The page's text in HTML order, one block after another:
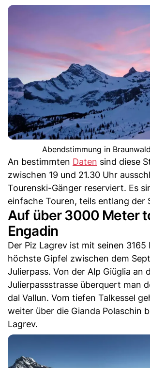
Abendstimmung in
An bestimmten Daten sind diese
zwischen 19 und 21.30 Uhr
Tourenski-Gänger reserviert. Es
einfache Touren, teils entlang der
Auf über 3000 Meter
Engadin
Der Piz Lagrev ist mit seinen
höchste Gipfel zwischen dem
Julierpass. Von der Alp Giüglia an
Julierpassstrasse überquert man
dal Vallun. Vom tiefen Talkessel
weiter über die Gianda Polaschin
Lagrev.